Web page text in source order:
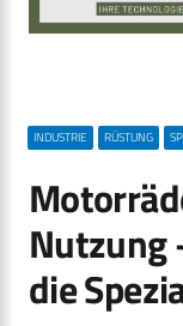
INDUSTRIE RÜSTUNG
Nutzung
die